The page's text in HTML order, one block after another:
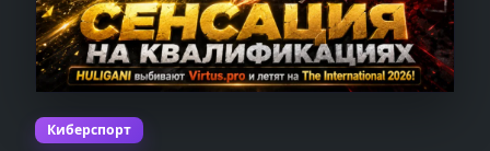
Киберспорт